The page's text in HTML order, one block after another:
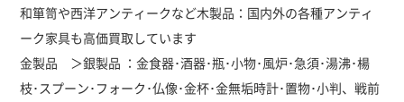
和箪笥や西洋アンティークなど木製品：国内外の各種アンティ
ーク家具も高価買取しています
金製品 ＞銀製品 ：金食器･酒器･瓶･小物･風炉･急須･湯沸･楊
枝･スプーン･フォーク･仏像･金杯･金無垢時計･置物･小判、戦前